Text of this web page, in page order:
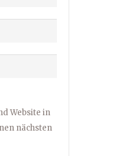
Website in
nächsten